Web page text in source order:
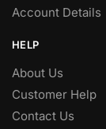
Account Details
HELP
About Us
Customer Help
Contact Us